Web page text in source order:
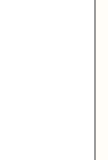
到钱，就默认那条
、作品、